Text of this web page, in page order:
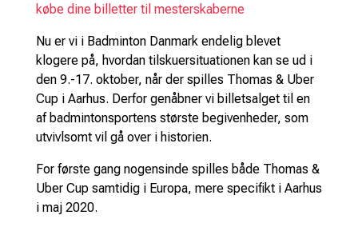
købe dine billetter til mesterskaberne
Nu er vi i Badminton Danmark endelig blevet
klogere på, hvordan tilskuersituationen kan se ud i
den 9.-17. oktober, når der spilles Thomas & Uber
Cup i Aarhus. Derfor genåbner vi billetsalget til en
af badmintonsportens største begivenheder, som
utvivlsomt vil gå over i historien.
For første gang nogensinde spilles både Thomas &
Uber Cup samtidig i Europa, mere specifikt i Aarhus
i maj 2020.